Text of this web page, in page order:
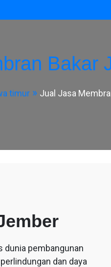
Bakar
timur Jual Jasa
dunia pembangunan
dan daya